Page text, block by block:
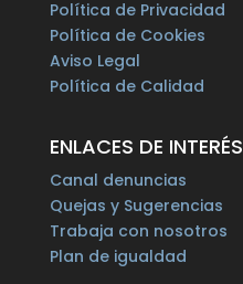
Política de Privacidad
Política de Cookies
Aviso Legal
Política de Calidad
ENLACES DE INTERÉS
Canal denuncias
Quejas y Sugerencias
Trabaja con nosotros
Plan de igualdad